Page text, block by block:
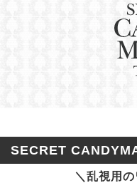
SECRET
＼乱視用